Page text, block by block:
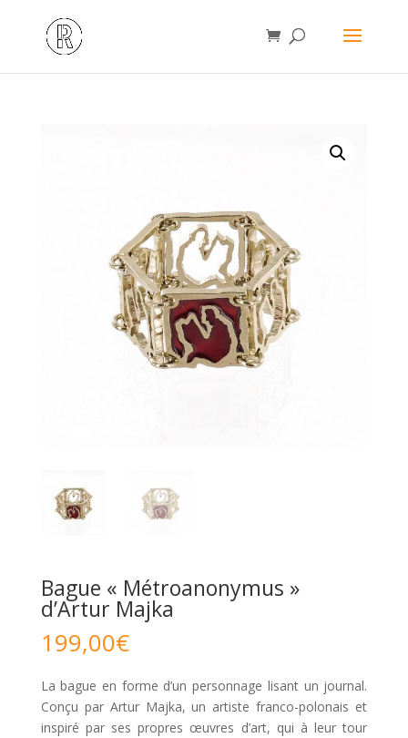
Bague « Métroanonymus »
d’Artur Majka
199,00€
La bague en forme d’un personnage lisant un journal.
Conçu par Artur Majka, un artiste franco-polonais et
inspiré par ses propres œuvres d’art, qui à leur tour